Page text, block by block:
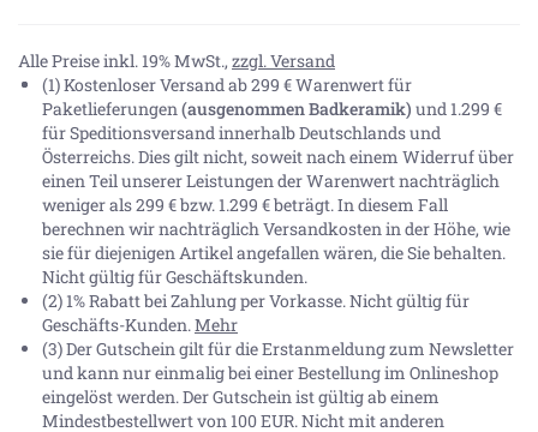
Alle Preise inkl. 19% MwSt., zzgl. Versand
(1) Kostenloser Versand ab 299 € Warenwert für
Paketlieferungen(ausgenommen Badkeramik) und 1.299 €
für Speditionsversand innerhalb Deutschlands und
Österreichs. Dies gilt nicht, soweit nach einem Widerruf über
einen Teil unserer Leistungen der Warenwert nachträglich
weniger als 299 € bzw. 1.299 € beträgt. In diesem Fall
berechnen wir nachträglich Versandkosten in der Höhe, wie
sie für diejenigen Artikel angefallen wären, die Sie behalten.
Nicht gültig für Geschäftskunden.
(2) 1% Rabatt bei Zahlung per Vorkasse. Nicht gültig für
Geschäfts-Kunden.Mehr
(3) Der Gutschein gilt für die Erstanmeldung zum Newsletter
und kann nur einmalig bei einer Bestellung im Onlineshop
eingelöst werden. Der Gutschein ist gültig ab einem
Mindestbestellwert von 100 EUR. Nicht mit anderen